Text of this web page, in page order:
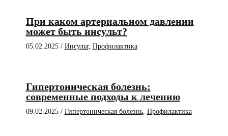
При каком артериальном давлении
может быть инсульт?
05.02.2025 / Инсульт, Профилактика
Гипертоническая болезнь:
современные подходы к лечению
09.02.2025 / Гипертоническая болезнь, Профилактика